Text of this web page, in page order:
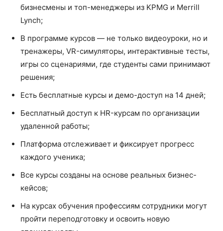
бизнесмены и топ-менеджеры из KPMG и Merrill
Lynch;
В программе курсов — не только видеоуроки, но и
тренажеры, VR-симуляторы, интерактивные тесты,
игры со сценариями, где студенты сами принимают
решения;
Есть бесплатные курсы и демо-доступ на 14 дней;
Бесплатный доступ к HR-курсам по организации
удаленной работы;
Платформа отслеживает и фиксирует прогресс
каждого ученика;
Все курсы созданы на основе реальных бизнес-
кейсов;
На курсах обучения профессиям сотрудники могут
пройти переподготовку и освоить новую